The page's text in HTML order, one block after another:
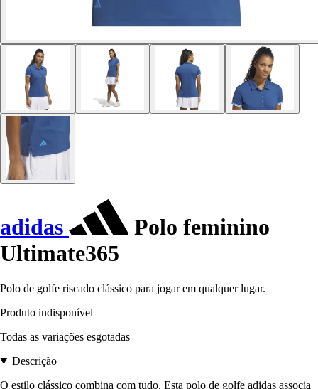
adidas
Polo feminino
Ultimate365
Polo de golfe riscado clássico para jogar em qualquer lugar.
Produto indisponível
Todas as variações esgotadas
Descrição
O estilo clássico combina com tudo. Esta polo de golfe adidas associa